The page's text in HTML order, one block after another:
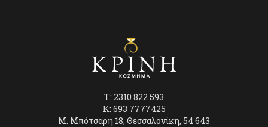
T: 2310 822 593
K: 693 7777425
Μ. Μπότσαρη 18, Θεσσαλονίκη, 54 643